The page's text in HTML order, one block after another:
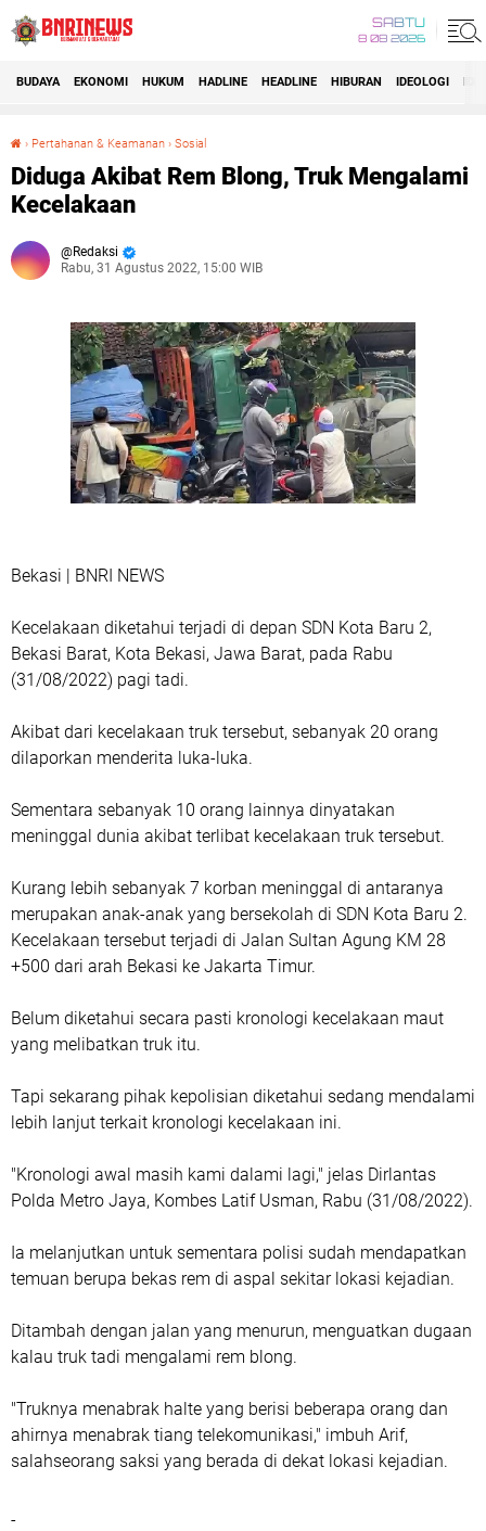
SABTU
8 08 2026
BUDAYA EKONOMI HUKUM HADLINE HEADLINE HIBURAN IDEOLOGI
› Pertahanan & Keamanan › Sosial
Diduga Akibat Rem Blong, Truk Mengalami
Kecelakaan
Redaksi
Rabu, 31 Agustus 2022, 15:00 WIB
Bekasi | BNRI NEWS
Kecelakaan diketahui terjadi di depan SDN Kota Baru 2,
Bekasi Barat, Kota Bekasi, Jawa Barat, pada Rabu
(31/08/2022) pagi tadi.
Akibat dari kecelakaan truk tersebut, sebanyak 20 orang
dilaporkan menderita luka-luka.
Sementara sebanyak 10 orang lainnya dinyatakan
meninggal dunia akibat terlibat kecelakaan truk tersebut.
Kurang lebih sebanyak 7 korban meninggal di antaranya
merupakan anak-anak yang bersekolah di SDN Kota Baru 2.
Kecelakaan tersebut terjadi di Jalan Sultan Agung KM 28
+500 dari arah Bekasi ke Jakarta Timur.
Belum diketahui secara pasti kronologi kecelakaan maut
yang melibatkan truk itu.
Tapi sekarang pihak kepolisian diketahui sedang mendalami
lebih lanjut terkait kronologi kecelakaan ini.
"Kronologi awal masih kami dalami lagi," jelas Dirlantas
Polda Metro Jaya, Kombes Latif Usman, Rabu (31/08/2022).
Ia melanjutkan untuk sementara polisi sudah mendapatkan
temuan berupa bekas rem di aspal sekitar lokasi kejadian.
Ditambah dengan jalan yang menurun, menguatkan dugaan
kalau truk tadi mengalami rem blong.
"Truknya menabrak halte yang berisi beberapa orang dan
ahirnya menabrak tiang telekomunikasi," imbuh Arif,
salahseorang saksi yang berada di dekat lokasi kejadian.
-